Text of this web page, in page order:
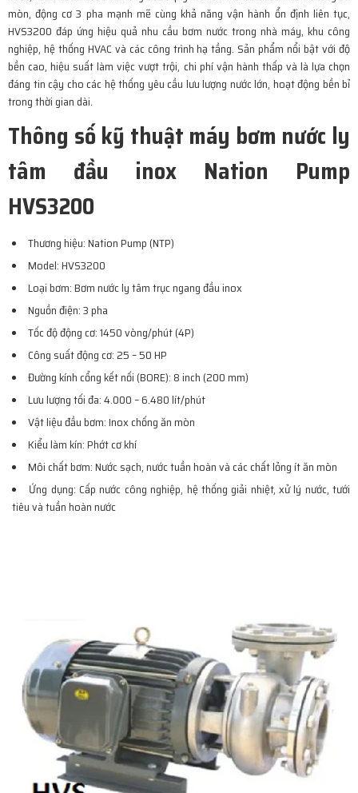
mòn, động cơ 3 pha mạnh mẽ cùng khả năng vận hành ổn định liên tục,
HVS3200 đáp ứng hiệu quả nhu cầu bơm nước trong nhà máy, khu công
nghiệp, hệ thống HVAC và các công trình hạ tầng. Sản phẩm nổi bật với độ
bền cao, hiệu suất làm việc vượt trội, chi phí vận hành thấp và là lựa chọn
đáng tin cậy cho các hệ thống yêu cầu lưu lượng nước lớn, hoạt động bền bỉ
trong thời gian dài.
Thông số kỹ thuật máy bơm nước ly
tâm đầu inox Nation Pump
HVS3200
Thương hiệu: Nation Pump (NTP)
Model: HVS3200
Loại bơm: Bơm nước ly tâm trục ngang đầu inox
Nguồn điện: 3 pha
Tốc độ động cơ: 1450 vòng/phút (4P)
Công suất động cơ: 25 – 50 HP
Đường kính cổng kết nối (BORE): 8 inch (200 mm)
Lưu lượng tối đa: 4.000 – 6.480 lít/phút
Vật liệu đầu bơm: Inox chống ăn mòn
Kiểu làm kín: Phớt cơ khí
Môi chất bơm: Nước sạch, nước tuần hoàn và các chất lỏng ít ăn mòn
Ứng dụng: Cấp nước công nghiệp, hệ thống giải nhiệt, xử lý nước, tưới
tiêu và tuần hoàn nước